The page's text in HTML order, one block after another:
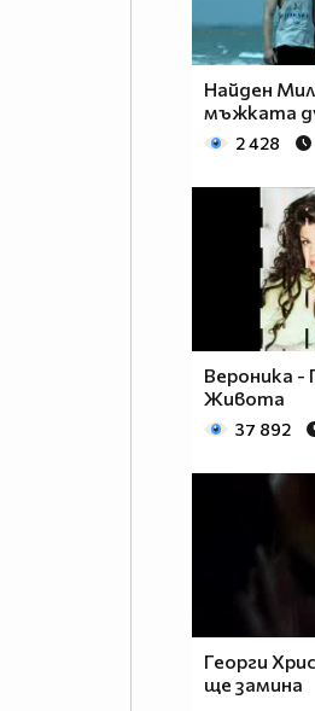
Найден
мъжката
2 428
Вероника -
Живота
37 892
Георги
ще замина